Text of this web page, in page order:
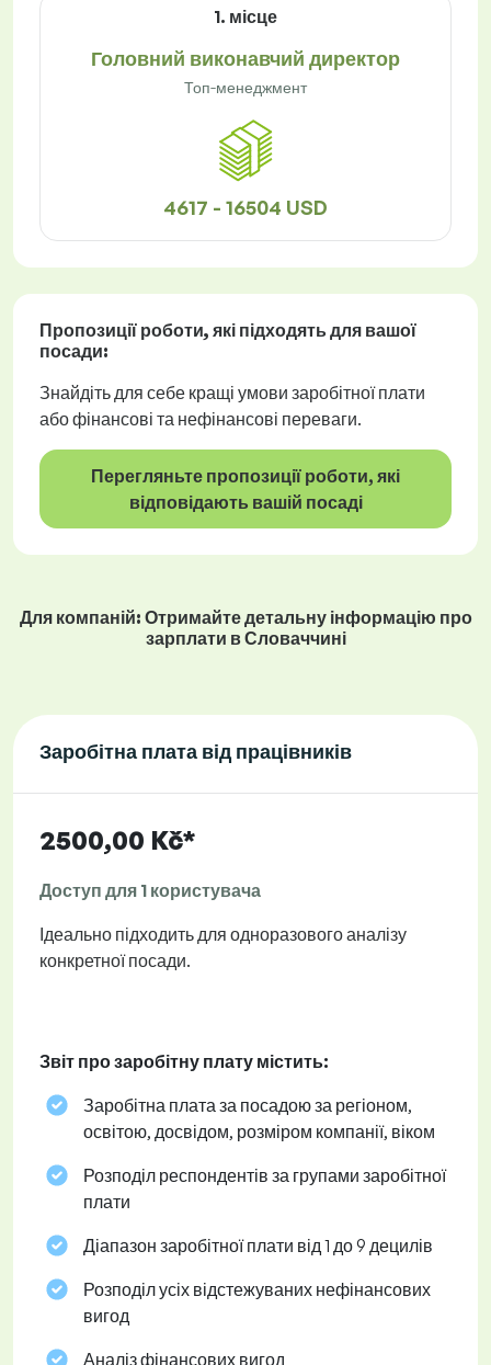
1. місце
Головний виконавчий директор
Топ-менеджмент
4617 - 16504 USD
Пропозиції роботи, які підходять для вашої
посади:
Знайдіть для себе кращі умови заробітної плати
або фінансові та нефінансові переваги.
Перегляньте пропозиції роботи, які
відповідають вашій посаді
Для компаній: Отримайте детальну інформацію про
зарплати в Словаччині
Заробітна плата від працівників
2500,00 Kč*
Доступ для 1 користувача
Ідеально підходить для одноразового аналізу
конкретної посади.
Звіт про заробітну плату містить:
Заробітна плата за посадою за регіоном,
освітою, досвідом, розміром компанії, віком
Розподіл респондентів за групами заробітної
плати
Діапазон заробітної плати від 1 до 9 децилів
Розподіл усіх відстежуваних нефінансових
вигод
Аналіз фінансових вигод